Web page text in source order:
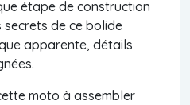
étape de construction
de ce bolide
apparente, détails
moto à assembler